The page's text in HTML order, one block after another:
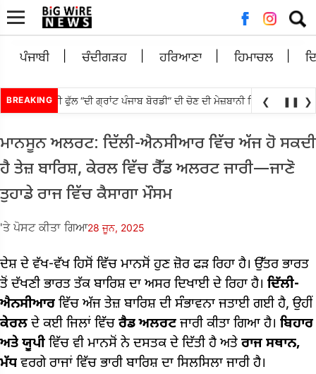
ਲਈ
ਖੋਜ:
ਪੰਜਾਬੀ ਚੰਦੀਗੜਹ ਹਰਿਆਣਾ ਹਿਮਾਚਲ
BREAKING
ਪੰਜਾਬੀ ਫੁੱਲ “ਦੀ ਗ੍ਰਾਂਟ ਪੰਜਾਬ ਬੋਰਡੀ” ਦੀ ਚੋਣ ਦੀ ਮੇਜ਼ਬਾਨੀ ਸਿਨੇਮਾ ਅਤੇ ਸੈਰ-
❮ ❚❚ ❯
ਮਾਨਸੂਨ ਅਲਰਟ: ਦਿੱਲੀ-ਐਨਸੀਆਰ ਵਿੱਚ ਅੱਜ ਹੋ ਸਕਦੀ
ਹੈ ਤੇਜ਼ ਬਾਰਿਸ਼, ਕੇਰਲ ਵਿੱਚ ਰੈੱਡ ਅਲਰਟ ਜਾਰੀ—ਜਾਣੋ
ਤੁਹਾਡੇ ਰਾਜ ਵਿੱਚ ਕੈਸਾਗਾ ਮੌਸਮ
'ਤੇ ਪੋਸਟ ਕੀਤਾ ਗਿਆ28 ਜੂਨ, 2025
ਦੇਸ਼ ਦੇ ਵੱਖ-ਵੱਖ ਹਿਸੋਂ ਵਿੱਚ ਮਾਨਸੋਂ ਹੁਣ ਜ਼ੋਰ ਫੜ ਰਿਹਾ ਹੈ। ਉੱਤਰ ਭਾਰਤ
ਤੋਂ ਦੱਖਣੀ ਭਾਰਤ ਤੱਕ ਬਾਰਿਸ਼ ਦਾ ਅਸਰ ਦਿਖਾਈ ਦੇ ਰਿਹਾ ਹੈ। ਦਿੱਲੀ-
ਐਨਸੀਆਰ ਵਿੱਚ ਅੱਜ ਤੇਜ਼ ਬਾਰਿਸ਼ ਦੀ ਸੰਭਾਵਨਾ ਜਤਾਈ ਗਈ ਹੈ, ਉਹੀਂ
ਕੇਰਲ ਦੇ ਕਈ ਜਿਲਾਂ ਵਿੱਚ ਰੈਡ ਅਲਰਟ ਜਾਰੀ ਕੀਤਾ ਗਿਆ ਹੈ। ਬਿਹਾਰ
ਅਤੇ ਯੂਪੀ ਵਿੱਚ ਵੀ ਮਾਨਸੋਂ ਨੇ ਦਸਤਕ ਦੇ ਦਿੱਤੀ ਹੈ ਅਤੇ ਰਾਜ ਸਥਾਨ,
ਮੱਧ ਵਰਗੇ ਰਾਜਾਂ ਵਿੱਚ ਭਾਰੀ ਬਾਰਿਸ਼ ਦਾ ਸਿਲਸਿਲਾ ਜਾਰੀ ਹੈ।